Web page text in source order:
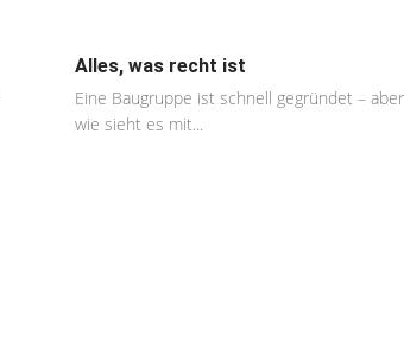
Alles, was recht ist
Eine Baugruppe ist schnell gegründet – aber
wie sieht es mit...